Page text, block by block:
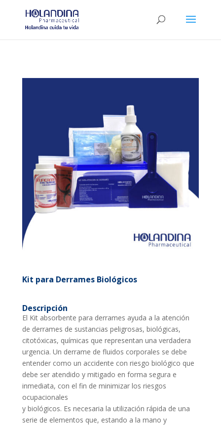
Kit para Derrames Biológicos
Descripción
El Kit absorbente para derrames ayuda a la atención
de derrames de sustancias peligrosas, biológicas,
citotóxicas, químicas que representan una verdadera
urgencia. Un derrame de fluidos corporales se debe
entender como un accidente con riesgo biológico que
debe ser atendido y mitigado en forma segura e
inmediata, con el fin de minimizar los riesgos
ocupacionales
y biológicos. Es necesaria la utilización rápida de una
serie de elementos que, estando a la mano y